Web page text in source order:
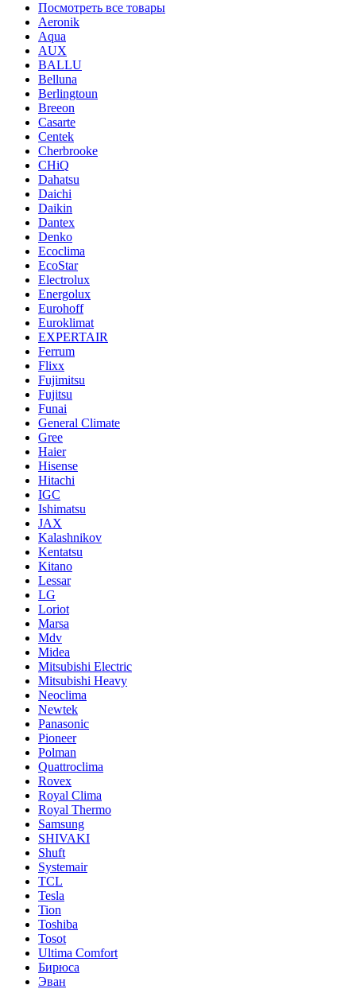
Посмотреть все товары
Aeronik
Aqua
AUX
BALLU
Belluna
Berlingtoun
Breeon
Casarte
Centek
Cherbrooke
CHiQ
Dahatsu
Daichi
Daikin
Dantex
Denko
Ecoclima
EcoStar
Electrolux
Energolux
Eurohoff
Euroklimat
EXPERTAIR
Ferrum
Flixx
Fujimitsu
Fujitsu
Funai
General Climate
Gree
Haier
Hisense
Hitachi
IGC
Ishimatsu
JAX
Kalashnikov
Kentatsu
Kitano
Lessar
LG
Loriot
Marsa
Mdv
Midea
Mitsubishi Electric
Mitsubishi Heavy
Neoclima
Newtek
Panasonic
Pioneer
Polman
Quattroclima
Rovex
Royal Clima
Royal Thermo
Samsung
SHIVAKI
Shuft
Systemair
TCL
Tesla
Tion
Toshiba
Tosot
Ultima Comfort
Бирюса
Эван